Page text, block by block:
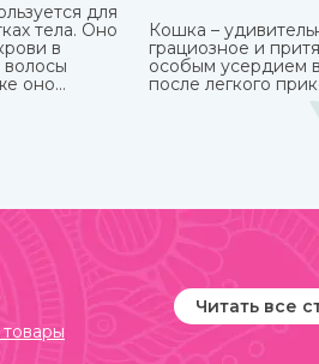
для
тела. Оно
в
волосы
оно
Кошка –
грациозное и
особым усердием
после легкого
Читать все